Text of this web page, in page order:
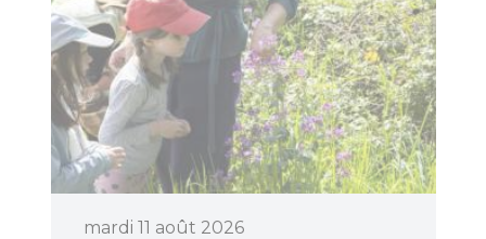
mardi 11 août 2026